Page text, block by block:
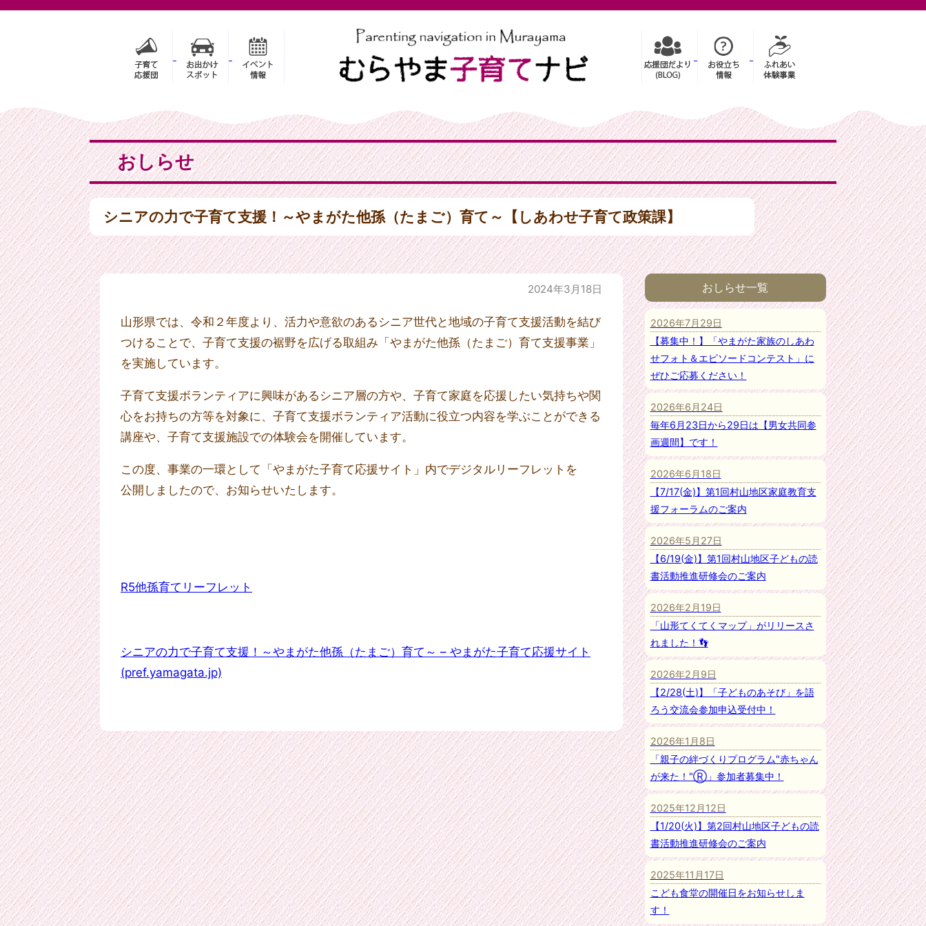
おしらせ
シニアの力で子育て支援！～やまがた他孫（たまご）育て～【しあわせ子育て政策課】
2024年3月18日
山形県では、令和２年度より、活力や意欲のあるシニア世代と地域の子育て支援活動を結び
つけることで、子育て支援の裾野を広げる取組み「やまがた他孫（たまご）育て支援事業」
を実施しています。
子育て支援ボランティアに興味があるシニア層の方や、子育て家庭を応援したい気持ちや関
心をお持ちの方等を対象に、子育て支援ボランティア活動に役立つ内容を学ぶことができる
講座や、子育て支援施設での体験会を開催しています。
この度、事業の一環として「やまがた子育て応援サイト」内でデジタルリーフレットを
公開しましたので、お知らせいたします。
R5他孫育てリーフレット
シニアの力で子育て支援！～やまがた他孫（たまご）育て～ – やまがた子育て応援サイト
(pref.yamagata.jp)
おしらせ一覧
2026年7月29日
【募集中！】「やまがた家族のしあわ
せフォト＆エピソードコンテスト」に
ぜひご応募ください！
2026年6月24日
毎年6月23日から29日は【男女共同参
画週間】です！
2026年6月18日
【7/17(金)】第1回村山地区家庭教育支
援フォーラムのご案内
2026年5月27日
【6/19(金)】第1回村山地区子どもの読
書活動推進研修会のご案内
2026年2月19日
「山形てくてくマップ」がリリースさ
れました！👣
2026年2月9日
【2/28(土)】「子どものあそび」を語
ろう交流会参加申込受付中！
2026年1月8日
「親子の絆づくりプログラム"赤ちゃん
が来た！"Ⓡ」参加者募集中！
2025年12月12日
【1/20(火)】第2回村山地区子どもの読
書活動推進研修会のご案内
2025年11月17日
こども食堂の開催日をお知らせしま
す！